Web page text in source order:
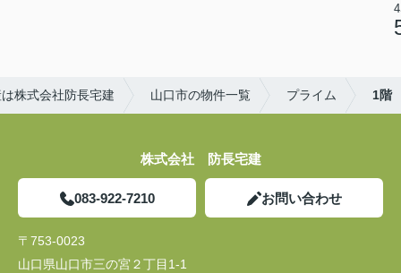
株式会社防長宅建 山口市の物件一覧 プライム 1階
株式会社 防長宅建
083-922-7210 お問い合わせ
〒753-0023
山口県山口市三の宮２丁目1-1